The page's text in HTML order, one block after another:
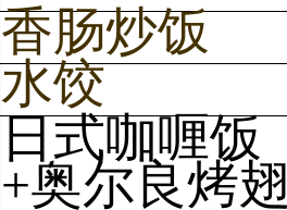
香肠炒饭
水饺
日式咖喱饭
+奥尔良烤翅